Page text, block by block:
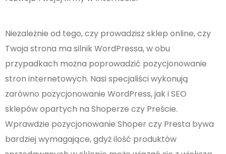
Niezależnie od tego, czy prowadzisz sklep online, czy
Twoja strona ma silnik WordPressa, w obu
przypadkach można poprowadzić pozycjonowanie
stron internetowych. Nasi specjaliści wykonują
zarówno pozycjonowanie WordPress, jak i SEO
sklepów opartych na Shoperze czy Preście.
Wprawdzie pozycjonowanie Shoper czy Presta bywa
bardziej wymagające, gdyż ilość produktów